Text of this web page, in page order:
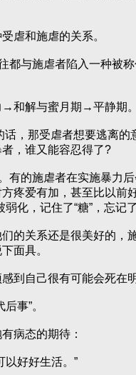
虐和施虐的关系。
与施虐者陷入一种被称
解与蜜月期→平静期。
，那受虐者想要逃离的
，谁又能容忍得了?
的施虐者在实施暴力后
疼爱有加，甚至比以前
化，记住了“糖”，忘记了
关系还是很美好的，
面具。
自己很有可能会死在明
事”。
病态的期待：
好好生活。”